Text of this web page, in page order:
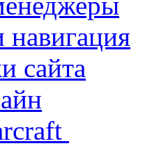
навигация
сайта